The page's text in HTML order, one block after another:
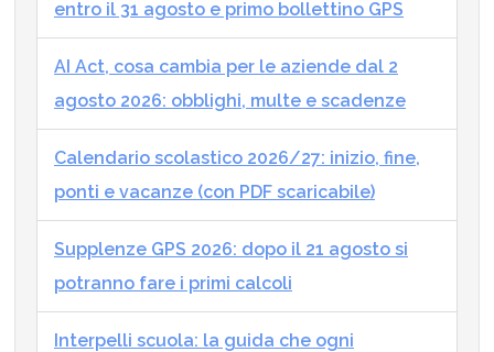
entro il 31 agosto e primo bollettino GPS
AI Act, cosa cambia per le aziende dal 2
agosto 2026: obblighi, multe e scadenze
Calendario scolastico 2026/27: inizio, fine,
ponti e vacanze (con PDF scaricabile)
Supplenze GPS 2026: dopo il 21 agosto si
potranno fare i primi calcoli
Interpelli scuola: la guida che ogni